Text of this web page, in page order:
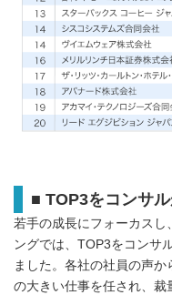
■ TOP3をコンサ
若手の成長にフォーカスし
ングでは、TOP3をコンサ
ました。各社の社員の声
の大きい仕事を任され、